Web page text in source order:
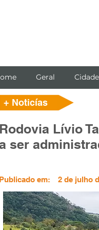
Geral
+ Noticías
Rodovia Lívio
ser
Publicado em: 2 de julho